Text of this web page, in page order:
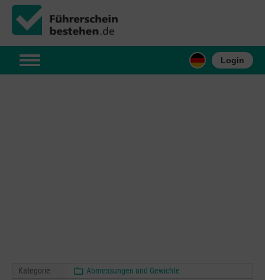
Login
Kategorie
Abmessungen und Gewichte